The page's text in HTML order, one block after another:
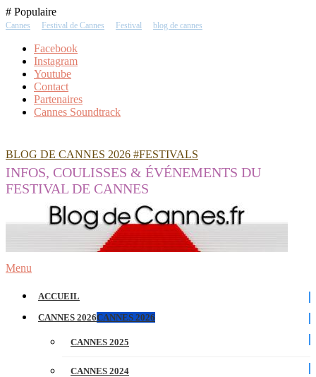
Skip
To
# Populaire
Cannes Festival de Cannes Festival blog de cannes
Facebook
Instagram
Youtube
Contact
Partenaires
Cannes Soundtrack
BLOG DE CANNES 2026 #FESTIVALS
INFOS, COULISSES & ÉVÉNEMENTS DU
FESTIVAL DE CANNES
Menu
ACCUEIL
CANNES 2026CANNES 2026
CANNES 2025
CANNES 2024